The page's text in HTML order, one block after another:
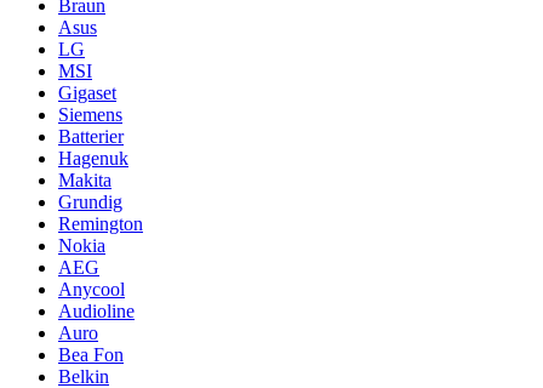
Braun
Asus
LG
MSI
Gigaset
Siemens
Batterier
Hagenuk
Makita
Grundig
Remington
Nokia
AEG
Anycool
Audioline
Auro
Bea Fon
Belkin